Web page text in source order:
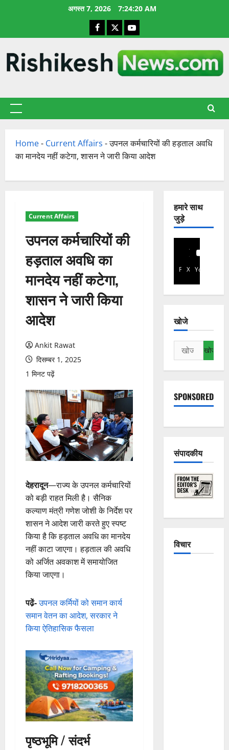
अगस्त 7, 2026 7:24:20 AM
Facebook
X YouTube
प्राथमिक
Home- Current Affairs -उपनल कर्मचारियों की हड़ताल अवधि
का मानदेय नहीं कटेगा, शासन ने जारी किया आदेश
Current Affairs
उपनल कर्मचारियों की
हड़ताल अवधि का
मानदेय नहीं कटेगा,
शासन ने जारी किया
आदेश
Ankit Rawat
दिसम्बर 1, 2025
1 मिनट पढ़ें
देहरादून—राज्य के उपनल कर्मचारियों
को बड़ी राहत मिली है। सैनिक
कल्याण मंत्री गणेश जोशी के निर्देश पर
शासन ने आदेश जारी करते हुए स्पष्ट
किया है कि हड़ताल अवधि का मानदेय
नहीं काटा जाएगा। हड़ताल की अवधि
को अर्जित अवकाश में समायोजित
किया जाएगा।
पढे़ं-उपनल कर्मियों को समान कार्य
समान वेतन का आदेश, सरकार ने
किया ऐतिहासिक फैसला
पृष्ठभूमि / संदर्भ
हमारे साथ
जुड़े
Facebook
X YouTube
खोजे
निम्न
को
खोजें:
SPONSORED
संपादकीय
विचार